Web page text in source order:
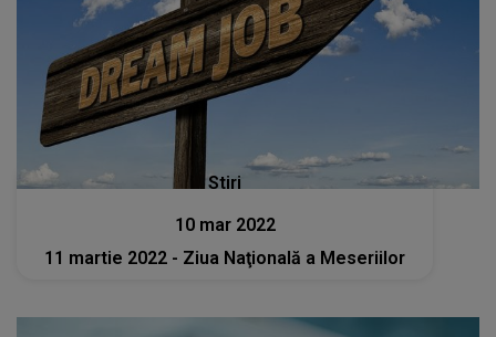
Stiri
10 mar 2022
11 martie 2022 - Ziua Naţională a Meseriilor